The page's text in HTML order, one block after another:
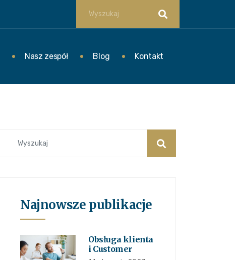
Nasz zespół Blog Kontakt
Najnowsze publikacje
Obsługa klienta
i Customer